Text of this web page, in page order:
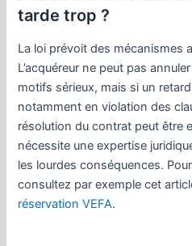
tarde trop ?
La loi prévoit des mécanismes
L’acquéreur ne peut pas
motifs sérieux, mais si un
notamment en violation des
résolution du contrat peut être
nécessite une expertise
les lourdes conséquences.
consultez par exemple cet
réservation VEFA.